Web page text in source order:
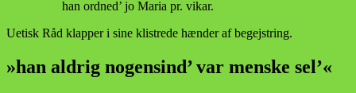
han ordned’ jo Maria pr. vikar.
Uetisk Råd klapper i sine klistrede hænder af begejstring.
»han aldrig nogensind’ var menske sel’«